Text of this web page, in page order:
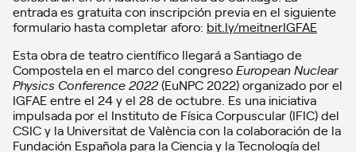
entrada es gratuita con inscripción previa en el siguiente
formulario hasta completar aforo: bit.ly/meitnerIGFAE
Esta obra de teatro científico llegará a Santiago de
Compostela en el marco del congresoEuropean Nuclear
Physics Conference 2022(EuNPC 2022) organizado por el
IGFAE entre el 24 y el 28 de octubre. Es una iniciativa
impulsada por el Instituto de Física Corpuscular (IFIC) del
CSIC y la Universitat de València con la colaboración de la
Fundación Española para la Ciencia y la Tecnología del